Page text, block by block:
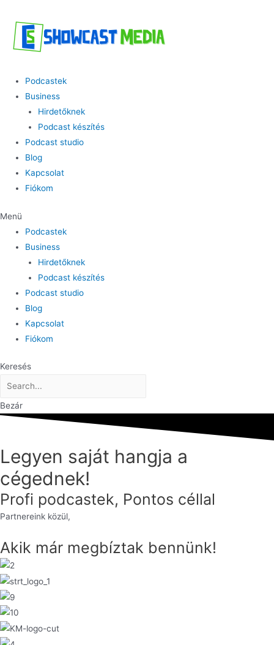
content
Podcastek
Business
Hirdetőknek
Podcast készítés
Podcast studio
Blog
Kapcsolat
Fiókom
Menü
Podcastek
Business
Hirdetőknek
Podcast készítés
Podcast studio
Blog
Kapcsolat
Fiókom
Keresés
Bezár
Legyen saját hangja a
cégednek!
Profi podcastek, Pontos céllal
Partnereink közül,
Akik már megbíztak bennünk!